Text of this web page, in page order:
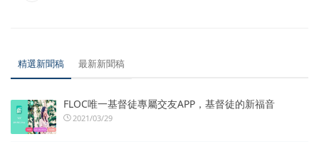
精選新聞稿 最新新聞稿
FLOC唯一基督徒專屬交友APP，基督徒的新福音
2021/03/29